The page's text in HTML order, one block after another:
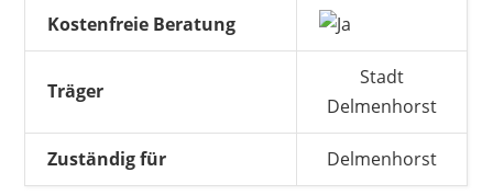
Kostenfreie Beratung
Träger
Stadt
Delmenhorst
Zuständig für Delmenhorst